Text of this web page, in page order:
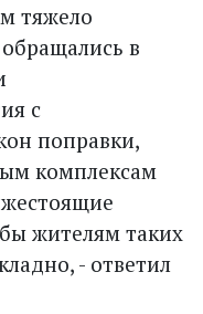
тяжело
в
с
поправки,
комплексам
жителям таких
- ответил